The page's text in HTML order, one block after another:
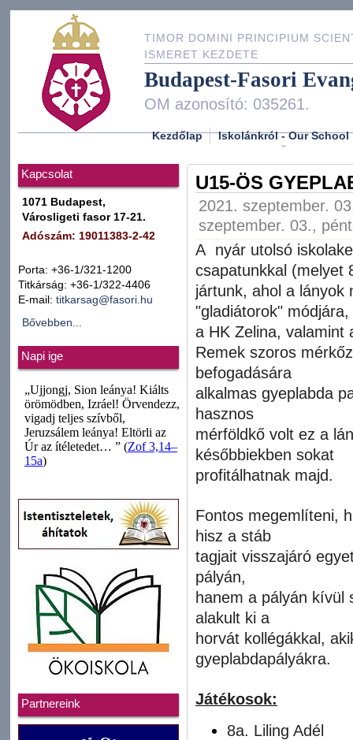
TIMOR DOMINI PRINCIPIUM
ISMERET KEZDETE
Budapest-Fasori
OM azonosító: 035261.
Kezdőlap Iskolánkról - Our School
Kapcsolat
1071 Budapest,
Városligeti fasor 17-21.
Adószám: 19011383-2-42
Porta: +36-1/321-1200
Titkárság: +36-1/322-4406
E-mail: titkarsag@fasori.hu
Bővebben...
Napi ige
Partnereink
U15-ÖS
2021. szeptember.
szeptember. 03.,
A nyár utolsó
csapatunkkal (melyet
jártunk, ahol a lányok
"gladiátorok"
a HK Zelina, valamint
Remek szoros
befogadására
alkalmas gyeplabda
hasznos
mérföldkő volt ez a
későbbiekben sokat
profitálhatnak majd.
Fontos megemlíteni,
hisz a stáb
tagjait visszajáró
pályán,
hanem a pályán kívül
alakult ki a
horvát kollégákkal,
gyeplabdapályákra.
Játékosok:
8a. Liling Adél